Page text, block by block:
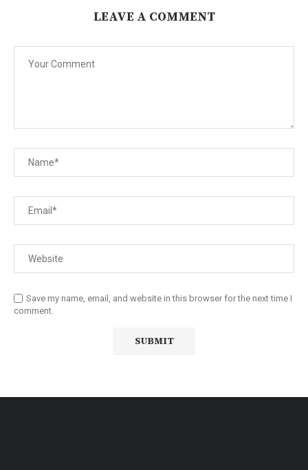
LEAVE A COMMENT
Save my name, email, and website in this browser for the next time I
comment.